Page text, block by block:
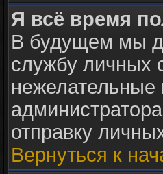
Я всё время
В будущем мы
службу личных
нежелательные
отправку
Вернуться к